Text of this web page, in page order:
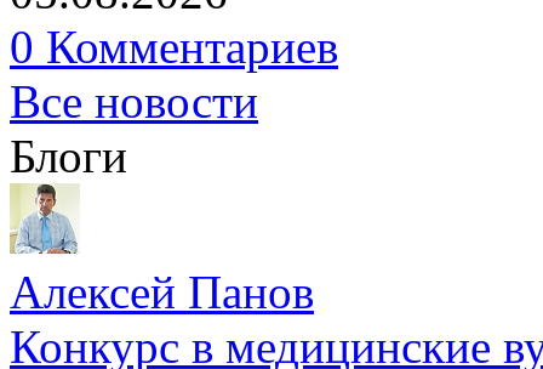
0 Комментариев
Все новости
Блоги
Алексей Панов
Конкурс в медицинские